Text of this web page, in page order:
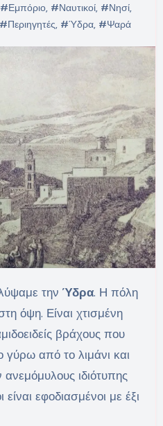
#Εμπόριο, #Ναυτικοί, #Νησί,
#Περιηγητές, #Ύδρα, #Ψαρά
την Ύδρα. Η πόλη
όψη. Είναι χτισμένη
βράχους που
γύρω από το λιμάνι και
ιδιότυπης
εφοδιασμένοι με έξι